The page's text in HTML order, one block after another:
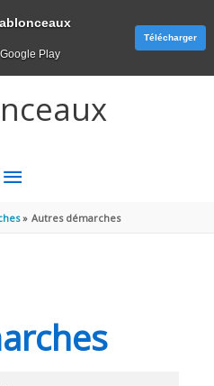
MENU
PRINCIPAL
Autres démarches
Play
Télécharger